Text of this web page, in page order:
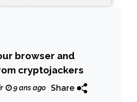
browser and
cryptojackers
9 ans ago Share